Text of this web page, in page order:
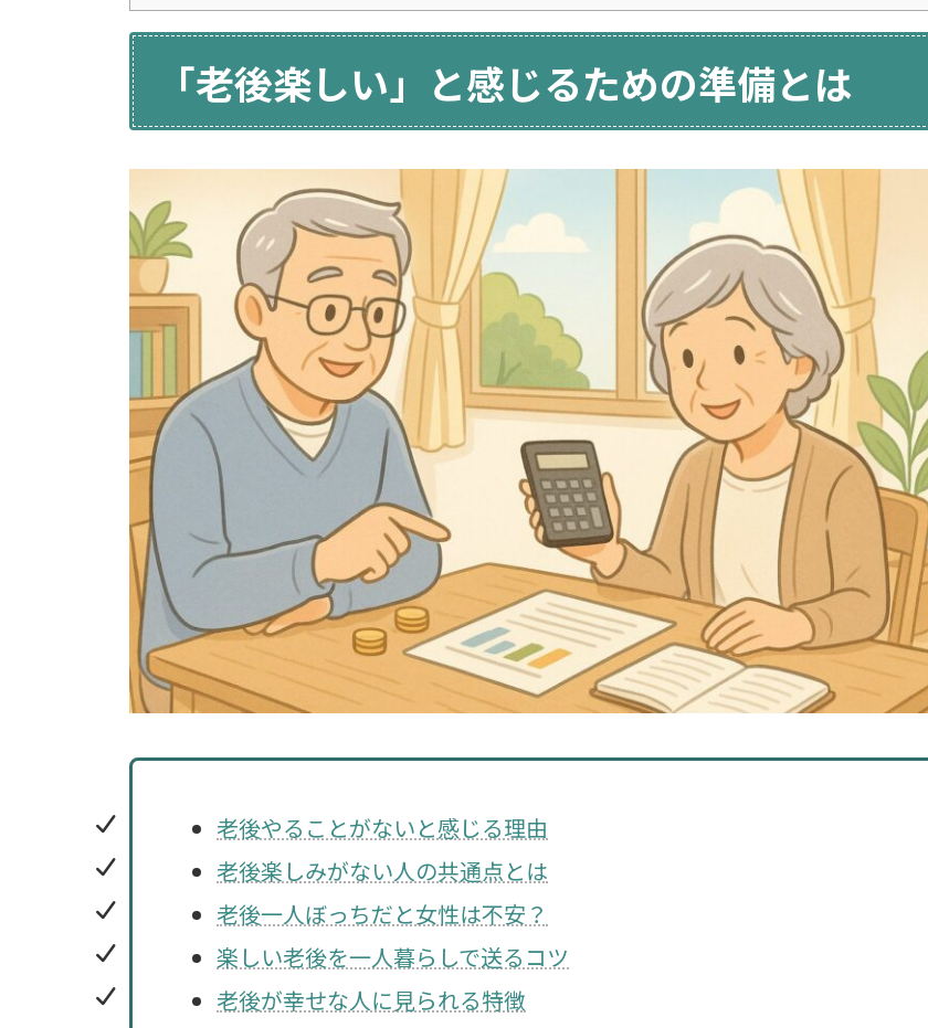
「老後楽しい」と感じるための準備とは
老後やることがないと感じる理由
老後楽しみがない人の共通点とは
老後一人ぼっちだと女性は不安？
楽しい老後を一人暮らしで送るコツ
老後が幸せな人に見られる特徴